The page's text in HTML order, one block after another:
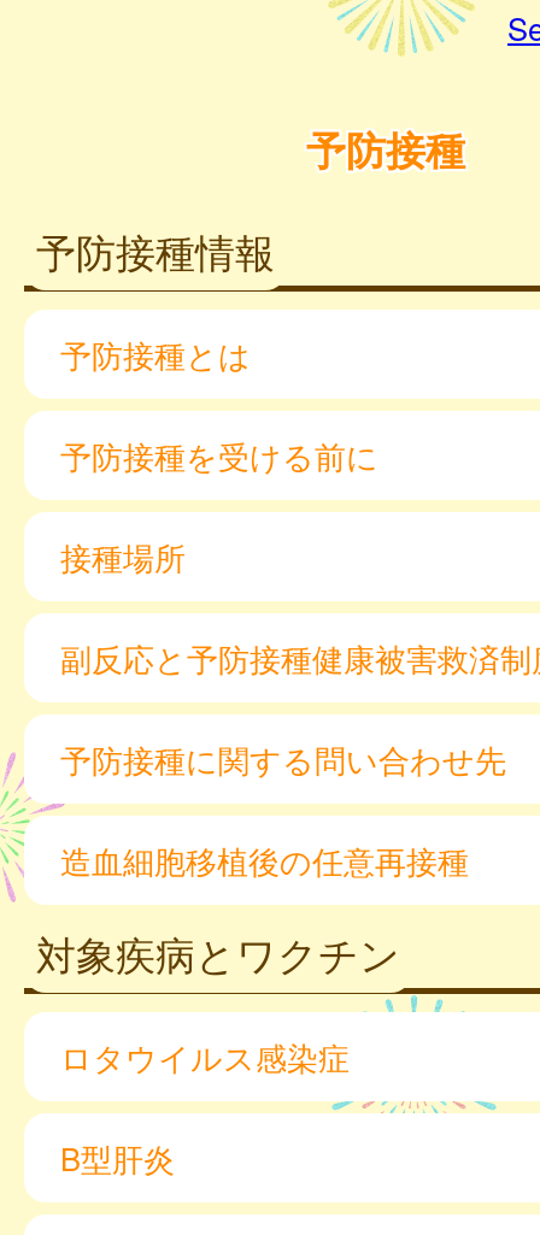
予防接種
予防接種情報
予防接種とは
予防接種を受ける前に
接種場所
副反応と予防接種健康被害救済制
予防接種に関する問い合わせ先
造血細胞移植後の任意再接種
対象疾病とワクチン
ロタウイルス感染症
B型肝炎